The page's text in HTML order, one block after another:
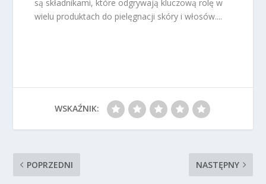
są składnikami, które odgrywają kluczową rolę w
wielu produktach do pielęgnacji skóry i włosów....
WSKAŹNIK:
POPRZEDNI NASTĘPNY